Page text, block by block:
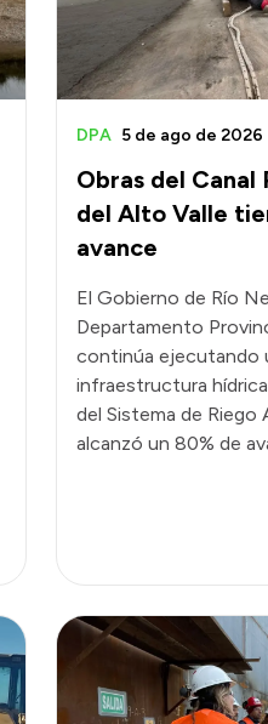
Obras del Canal
del Alto Valle
avance
DPA 5 de ago de 2026
El Gobierno de Río
Departamento
continúa ejecutando
infraestructura
del Sistema de Riego
alcanzó un 80% de